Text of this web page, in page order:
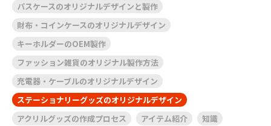
パスケースのオリジナルデザインと製作
財布・コインケースのオリジナルデザイン
キーホルダーのOEM製作
ファッション雑貨のオリジナル製作方法
充電器・ケーブルのオリジナルデザイン
ステーショナリーグッズのオリジナルデザイン
アクリルグッズの作成プロセス
アイテム紹介 知識